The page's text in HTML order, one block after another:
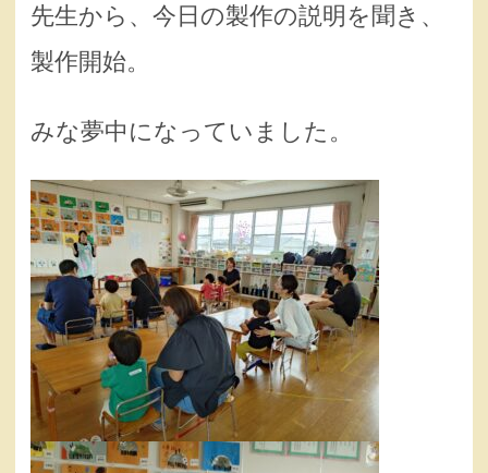
先生から、今日の製作の説明を聞き、
製作開始。
みな夢中になっていました。